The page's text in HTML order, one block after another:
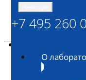
+7 495 260
О